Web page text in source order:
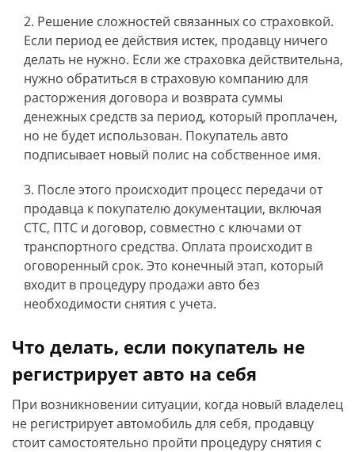
Решение сложностей связанных со страховкой.
Если период ее действия истек, продавцу ничего
делать не нужно. Если же страховка действительна,
нужно обратиться в страховую компанию для
расторжения договора и возврата суммы
денежных средств за период, который проплачен,
но не будет использован. Покупатель авто
подписывает новый полис на собственное имя.
После этого происходит процесс передачи от
продавца к покупателю документации, включая
СТС, ПТС и договор, совместно с ключами от
транспортного средства. Оплата происходит в
оговоренный срок. Это конечный этап, который
входит в процедуру продажи авто без
необходимости снятия с учета.
Что делать, если покупатель не
регистрирует авто на себя
При возникновении ситуации, когда новый владелец
не регистрирует автомобиль для себя, продавцу
стоит самостоятельно пройти процедуру снятия с